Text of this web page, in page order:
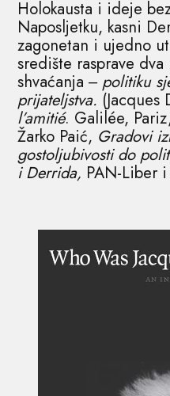
Holokausta i ideje
Naposljetku, kasni
zagonetan i ujedno
središte rasprave
shvaćanja ‒ politiku
prijateljstva. (Jacques
l’amitié. Galilée,
Žarko Paić, Gradovi
gostoljubivosti do
i Derrida, PAN-Liber